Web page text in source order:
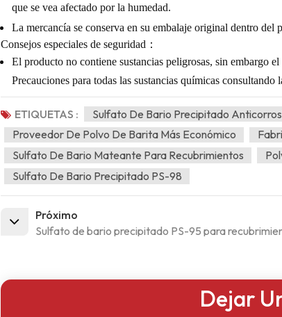
que se vea afectado por la humedad.
La mercancía se conserva en su embalaje original dentro del
Consejos especiales de seguridad ：
El producto no contiene sustancias peligrosas, sin embargo
Precauciones para todas las sustancias químicas consultando
ETIQUETAS :
Sulfato De Bario Precipitado
Proveedor De Polvo De Barita Más Económico
Sulfato De Bario Mateante Para Recubrimientos
Sulfato De Bario Precipitado PS-98
Próximo
Sulfato de bario precipitado PS-95 para
Dejar